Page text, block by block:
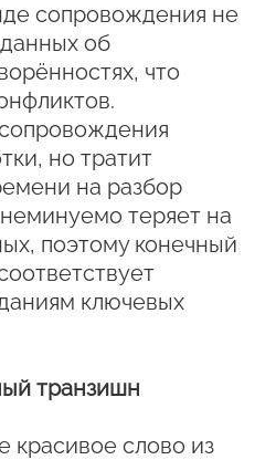
сопровождения не
об
что
но тратит
на разбор
теряет на
поэтому конечный
ключевых
транзишн
красивое слово из